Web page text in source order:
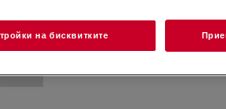
на бисквитките